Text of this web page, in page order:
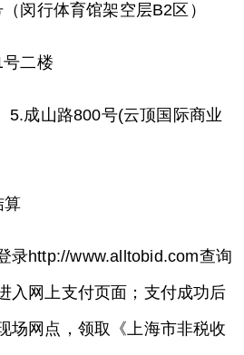
行体育馆架空层B2区）
二楼
成山路800号(云顶国际商业
http://www.alltobid.com查询
入网上支付页面；支付成功后
场网点，领取《上海市非税收